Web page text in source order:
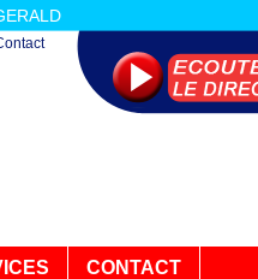
CONTACT